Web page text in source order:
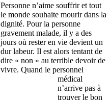
Personne n’aime souffrir et tout
le monde souhaite mourir dans la
dignité. Pour la personne
gravement malade, il y a des
jours où rester en vie devient un
dur labeur. Il est alors tentant de
dire « non » au terrible devoir de
vivre. Quand le personnel
médical
n’arrive pas à
trouver le bon